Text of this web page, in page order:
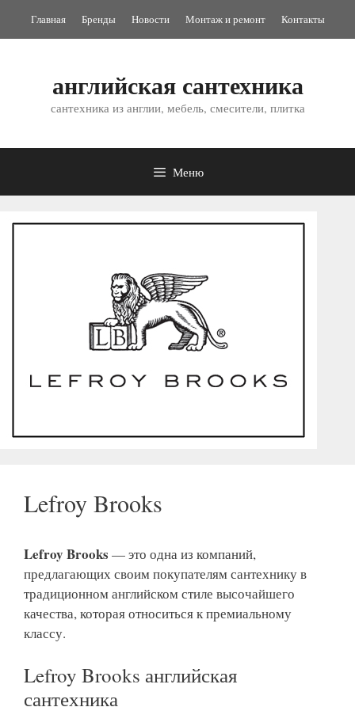
Главная Бренды Новости Монтаж и ремонт Контакты
английская сантехника
сантехника из англии, мебель, смесители, плитка
Меню
Lefroy Brooks
Lefroy Brooks — это одна из компаний,
предлагающих своим покупателям сантехнику в
традиционном английском стиле высочайшего
качества, которая относиться к премиальному
классу.
Lefroy Brooks английская
сантехника